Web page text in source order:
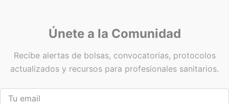
Únete a la Comunidad
Recibe alertas de bolsas, convocatorias, protocolos
actualizados y recursos para profesionales sanitarios.